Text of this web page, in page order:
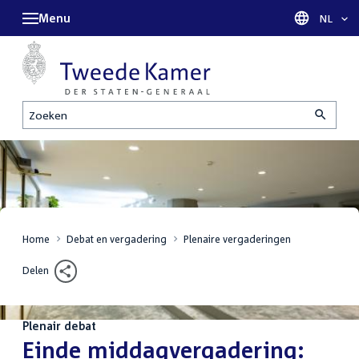
Zoeken
Menu Taal
NL
Home Debat en vergadering Plenaire vergaderingen
Delen
Plenair debat
:Einde middagvergadering: